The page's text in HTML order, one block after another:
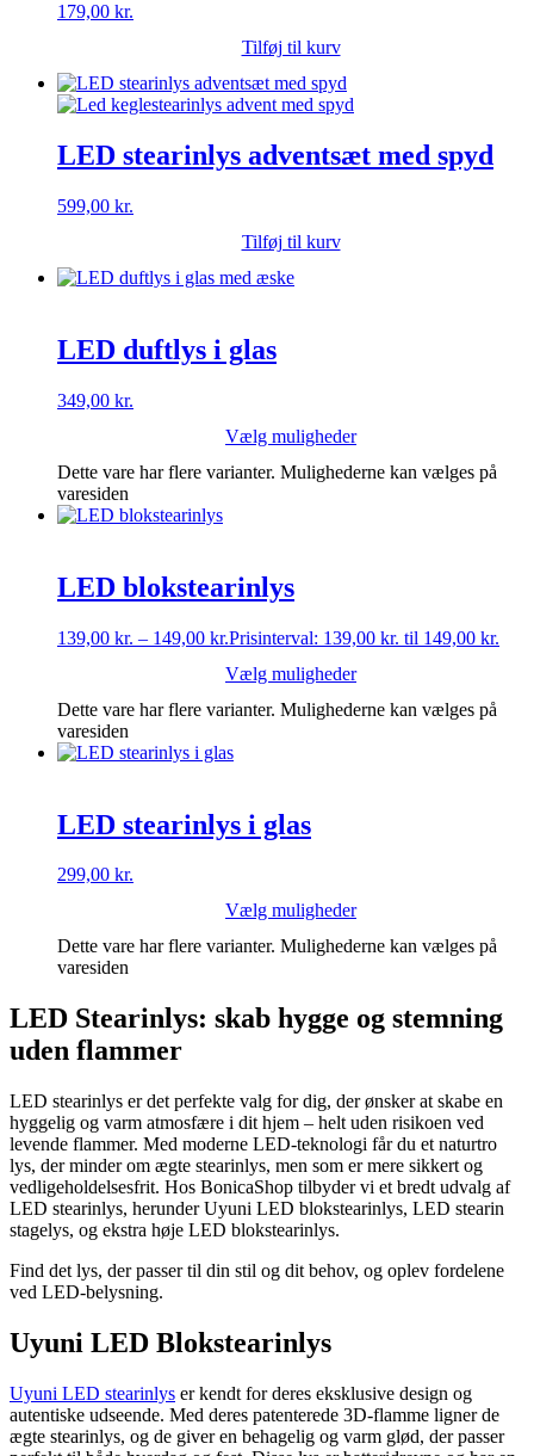
179,00 kr.
Tilføj til kurv
LED stearinlys adventsæt med spyd
599,00 kr.
Tilføj til kurv
LED duftlys i glas
349,00 kr.
Vælg muligheder
Dette vare har flere varianter. Mulighederne kan vælges på
varesiden
LED blokstearinlys
139,00 kr. – 149,00 kr.Prisinterval: 139,00 kr. til 149,00 kr.
Vælg muligheder
Dette vare har flere varianter. Mulighederne kan vælges på
varesiden
LED stearinlys i glas
299,00 kr.
Vælg muligheder
Dette vare har flere varianter. Mulighederne kan vælges på
varesiden
LED Stearinlys: skab hygge og stemning
uden flammer
LED stearinlys er det perfekte valg for dig, der ønsker at skabe en
hyggelig og varm atmosfære i dit hjem – helt uden risikoen ved
levende flammer. Med moderne LED-teknologi får du et naturtro
lys, der minder om ægte stearinlys, men som er mere sikkert og
vedligeholdelsesfrit. Hos BonicaShop tilbyder vi et bredt udvalg af
LED stearinlys, herunder Uyuni LED blokstearinlys, LED stearin
stagelys, og ekstra høje LED blokstearinlys.
Find det lys, der passer til din stil og dit behov, og oplev fordelene
ved LED-belysning.
Uyuni LED Blokstearinlys
Uyuni LED stearinlys er kendt for deres eksklusive design og
autentiske udseende. Med deres patenterede 3D-flamme ligner de
ægte stearinlys, og de giver en behagelig og varm glød, der passer